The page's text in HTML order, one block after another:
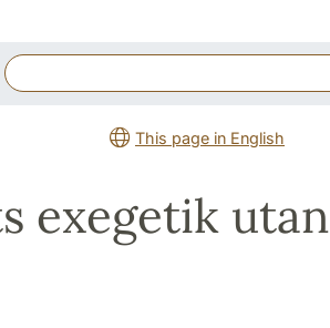
This page in English
exegetik utan